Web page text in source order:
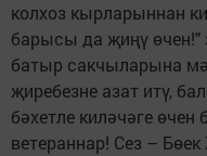
колхоз кырларыннан
барысы да җиңү өчен!"
батыр сакчыларына
җиребезне азат итү,
бәхетле киләчәге
ветераннар! Сез –